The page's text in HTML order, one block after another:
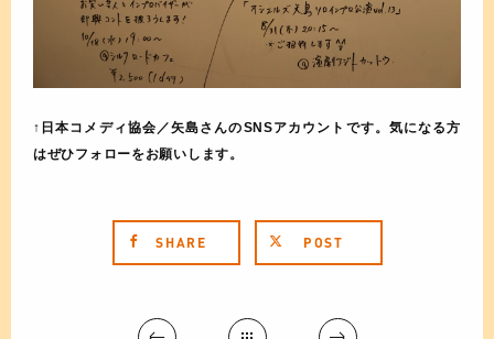
↑日本コメディ協会／矢島さんのSNSアカウントです。気になる方
はぜひフォローをお願いします。
SHARE POST